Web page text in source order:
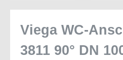
Viega WC-
3811 90° DN